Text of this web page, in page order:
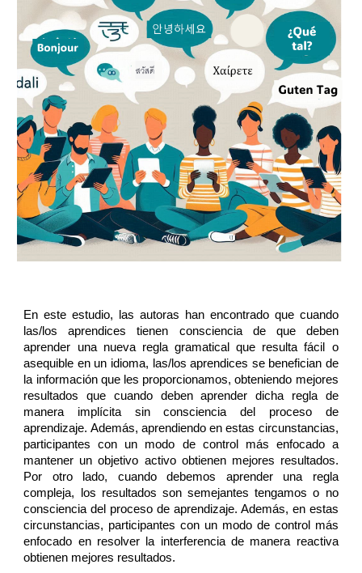
En este estudio, las autoras han encontrado que cuando
las/los aprendices tienen consciencia de que deben
aprender una nueva regla gramatical que resulta fácil o
asequible en un idioma, las/los aprendices se benefician de
la información que les proporcionamos, obteniendo mejores
resultados que cuando deben aprender dicha regla de
manera implícita sin consciencia del proceso de
aprendizaje. Además, aprendiendo en estas circunstancias,
participantes con un modo de control más enfocado a
mantener un objetivo activo obtienen mejores resultados.
Por otro lado, cuando debemos aprender una regla
compleja, los resultados son semejantes tengamos o no
consciencia del proceso de aprendizaje. Además, en estas
circunstancias, participantes con un modo de control más
enfocado en resolver la interferencia de manera reactiva
obtienen mejores resultados.